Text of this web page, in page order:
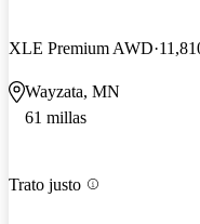
XLE Premium AWD
Wayzata, MN
61 millas
Trato justo